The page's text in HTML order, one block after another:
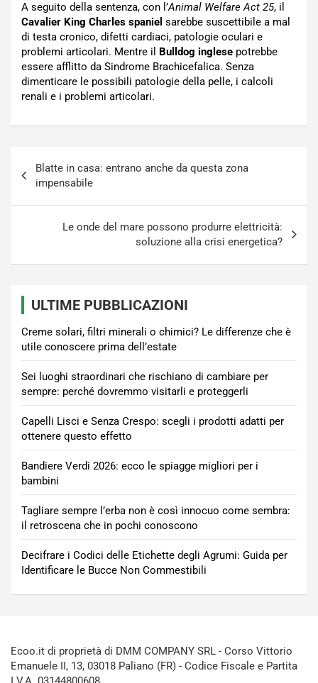
A seguito della sentenza, con l’Animal Welfare Act 25, il
Cavalier King Charles spaniel sarebbe suscettibile a mal
di testa cronico, difetti cardiaci, patologie oculari e
problemi articolari. Mentre il
Bulldog inglese potrebbe
essere afflitto da Sindrome Brachicefalica. Senza
dimenticare le possibili patologie della pelle, i calcoli
renali e i problemi articolari.
articoli
Blatte in casa: entrano anche da questa zona
impensabile
Le onde del mare possono produrre elettricità:
soluzione alla crisi energetica?
ULTIME PUBBLICAZIONI
Creme solari, filtri minerali o chimici? Le differenze che è
utile conoscere prima dell’estate
Sei luoghi straordinari che rischiano di cambiare per
sempre: perché dovremmo visitarli e proteggerli
Capelli Lisci e Senza Crespo: scegli i prodotti adatti per
ottenere questo effetto
Bandiere Verdi 2026: ecco le spiagge migliori per i
bambini
Tagliare sempre l’erba non è così innocuo come sembra:
il retroscena che in pochi conoscono
Decifrare i Codici delle Etichette degli Agrumi: Guida per
Identificare le Bucce Non Commestibili
Ecoo.it di proprietà di DMM COMPANY SRL - Corso Vittorio
Emanuele II, 13, 03018 Paliano (FR) - Codice Fiscale e Partita